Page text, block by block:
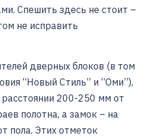
Спешить здесь не стоит –
не исправить
дверных блоков (в том
“Новый Стиль” и “Оми”),
200-250 мм от
полотна, а замок – на
пола. Этих отметок